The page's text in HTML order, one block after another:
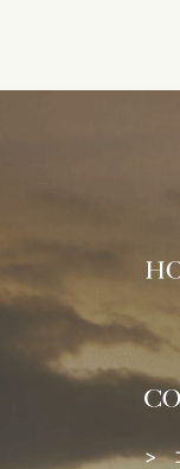
2023年06月 (1)
2023年02月 (2)
2023年01月 (2)
2022年12月 (1)